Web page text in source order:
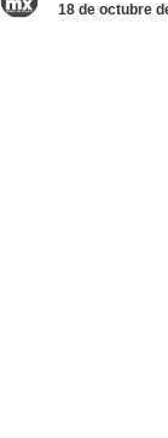
18 de octubre